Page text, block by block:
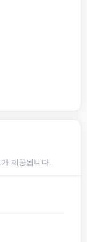
제공됩니다.